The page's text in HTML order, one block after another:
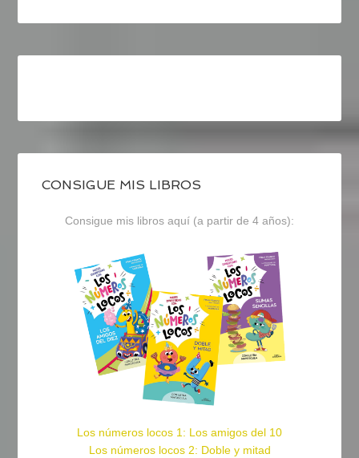
CONSIGUE MIS LIBROS
Consigue mis libros aquí (a partir de 4 años):
Los números locos 1: Los amigos del 10
Los números locos 2: Doble y mitad